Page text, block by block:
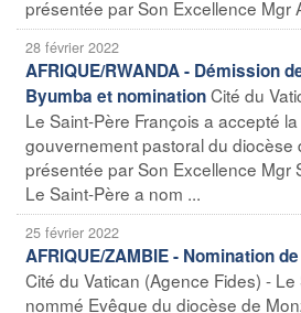
présentée par Son Excellence Mgr
28 février 2022
AFRIQUE/RWANDA - Démission
Byumba et nominationCité du
Le Saint-Père François a accepté
gouvernement pastoral du diocèse
présentée par Son Excellence Mgr
Le Saint-Père a nom ...
25 février 2022
AFRIQUE/ZAMBIE - Nomination
Cité du Vatican (Agence Fides) -
nommé Evêque du diocèse de